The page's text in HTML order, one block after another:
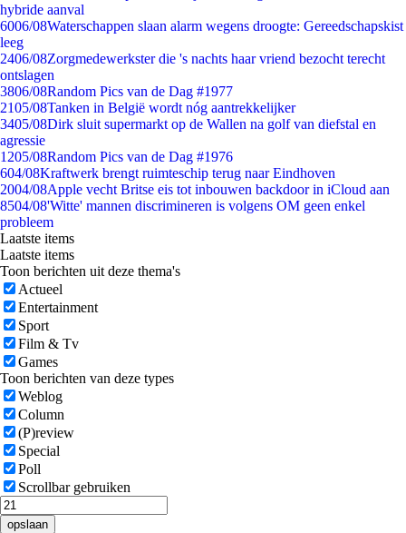
hybride aanval
6006/08Waterschappen slaan alarm wegens droogte: Gereedschapskist
leeg
2406/08Zorgmedewerkster die 's nachts haar vriend bezocht terecht
ontslagen
3806/08Random Pics van de Dag #1977
2105/08Tanken in België wordt nóg aantrekkelijker
3405/08Dirk sluit supermarkt op de Wallen na golf van diefstal en
agressie
1205/08Random Pics van de Dag #1976
604/08Kraftwerk brengt ruimteschip terug naar Eindhoven
2004/08Apple vecht Britse eis tot inbouwen backdoor in iCloud aan
8504/08'Witte' mannen discrimineren is volgens OM geen enkel
probleem
Laatste items
Laatste items
Toon berichten uit deze thema's
Actueel
Entertainment
Sport
Film & Tv
Games
Toon berichten van deze types
Weblog
Column
(P)review
Special
Poll
Scrollbar gebruiken
opslaan